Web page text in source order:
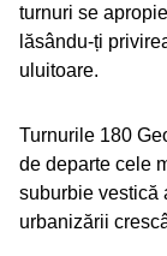
turnuri se
lăsându-ți
uluitoare.
Turnurile 180
de departe cele
suburbie vestică
urbanizării